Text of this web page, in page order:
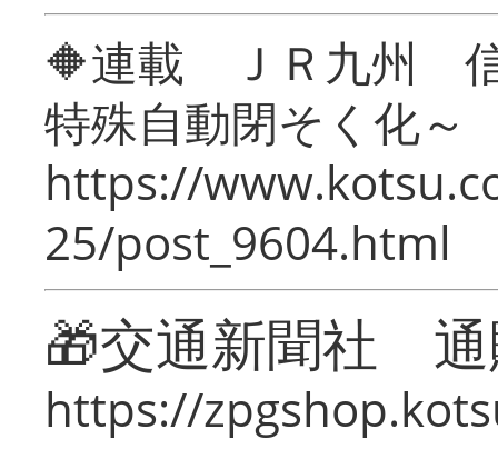
🔶連載 ＪＲ九州 信
特殊自動閉そく化～
https://
25/post_9604.html
🎁交通新聞社
https://